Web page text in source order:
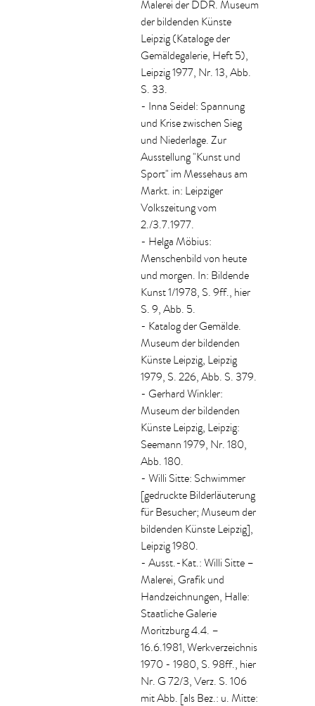
Malerei der DDR. Museum
der bildenden Künste
Leipzig (Kataloge der
Gemäldegalerie, Heft 5),
Leipzig 1977, Nr. 13, Abb.
S. 33.
- Inna Seidel: Spannung
und Krise zwischen Sieg
und Niederlage. Zur
Ausstellung "Kunst und
Sport" im Messehaus am
Markt. in: Leipziger
Volkszeitung vom
2./3.7.1977.
- Helga Möbius:
Menschenbild von heute
und morgen. In: Bildende
Kunst 1/1978, S. 9ff., hier
S. 9, Abb. 5.
- Katalog der Gemälde.
Museum der bildenden
Künste Leipzig, Leipzig
1979, S. 226, Abb. S. 379.
- Gerhard Winkler:
Museum der bildenden
Künste Leipzig, Leipzig:
Seemann 1979, Nr. 180,
Abb. 180.
- Willi Sitte: Schwimmer
[gedruckte Bilderläuterung
für Besucher; Museum der
bildenden Künste Leipzig],
Leipzig 1980.
- Ausst.-Kat.: Willi Sitte –
Malerei, Grafik und
Handzeichnungen, Halle:
Staatliche Galerie
Moritzburg 4.4. –
16.6.1981, Werkverzeichnis
1970 - 1980, S. 98ff., hier
Nr. G 72/3, Verz. S. 106
mit Abb. [als Bez.: u. Mitte: